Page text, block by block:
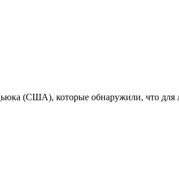
(США), которые обнаружили, что для